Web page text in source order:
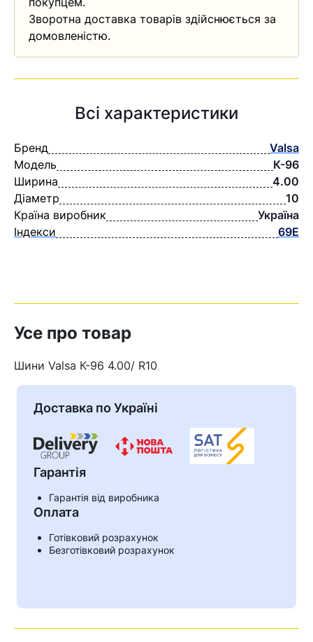
Кошик
Зворотна доставка товарів здійснюється за
домовленістю.
Всі характеристики
Бренд
Valsa
Модель
К-96
Ширина
4.00
Діаметр
10
Країна виробник
Україна
Індекси
69E
Усе про товар
Шини Valsa К-96 4.00/ R10
Доставка по Україні
Гарантія
Гарантія від виробника
Оплата
Готівковий розрахунок
Безготівковий розрахунок